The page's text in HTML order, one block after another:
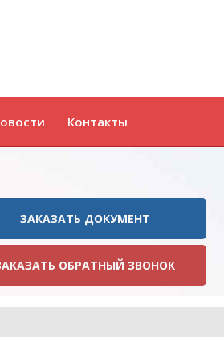
Контакты
ЗАКАЗАТЬ ДОКУМЕНТ
ОБРАТНЫЙ ЗВОНОК